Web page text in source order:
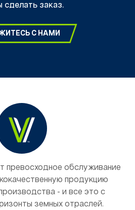
сделать заказ.
С НАМИ
превосходное обслуживание
продукцию
- и все это с
земных отраслей.